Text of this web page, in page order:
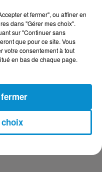
- 23/07/26
et fermer", ou affiner en
dans "Gérer mes choix".
sur "Continuer sans
que pour ce site. Vous
votre consentement à tout
en bas de chaque page.